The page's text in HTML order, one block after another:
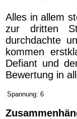
Alles in allem
zur dritten
durchdachte
kommen
Defiant und
Bewertung in
Spannung: 6